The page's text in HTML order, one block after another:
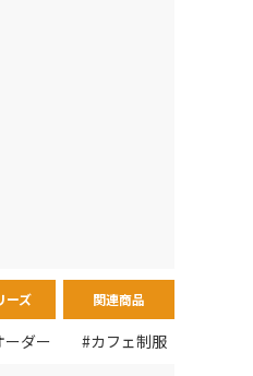
ーズ 関連商品
ーダー #カフェ制服